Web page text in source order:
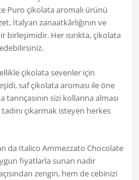
Puro çikolata aromalı ürünü
İtalyan zanaatkârlığının ve
birleşimidir. Her ısırıkta, çikolata
çikolata sevenler için
saf çikolata aroması ile öne
sizi kollarına alması
çıkarmak isteyen herkes
da Italico Ammezzato Chocolate
fiyatlarla sunan nadir
zengin, hem de cebinizi